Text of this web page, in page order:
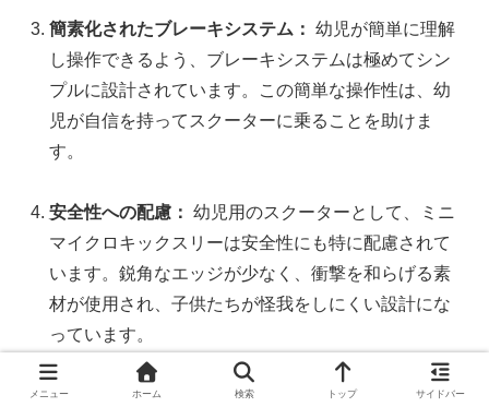
簡素化されたブレーキシステム： 幼児が簡単に理解
し操作できるよう、ブレーキシステムは極めてシン
プルに設計されています。この簡単な操作性は、幼
児が自信を持ってスクーターに乗ることを助けま
す。
安全性への配慮： 幼児用のスクーターとして、ミニ
マイクロキックスリーは安全性にも特に配慮されて
います。鋭角なエッジが少なく、衝撃を和らげる素
材が使用され、子供たちが怪我をしにくい設計にな
っています。
初めてのスクーターに最適： このモデルは、運動能
メニュー ホーム 検索 トップ サイドバー